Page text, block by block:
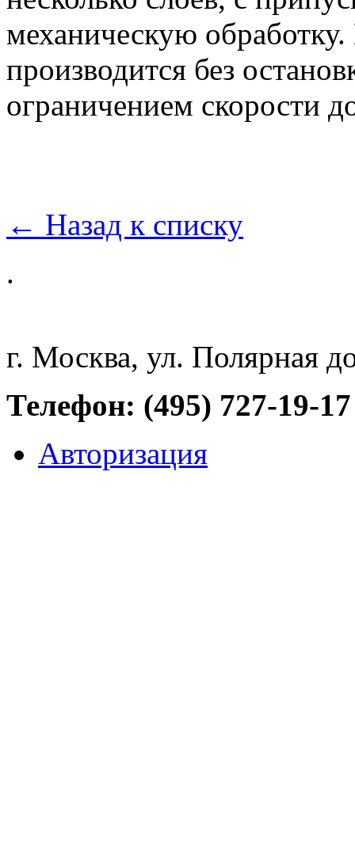
механическую
производится без
ограничением скорости
← Назад к списку
.
г. Москва, ул. Полярная
Телефон: (495) 727-19-17
Авторизация